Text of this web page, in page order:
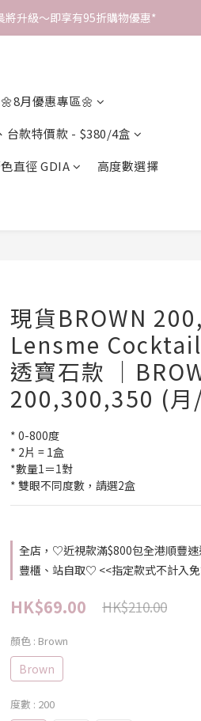
升級～即享有95折購物優惠*
🌼8月優惠專區🌼
台款特價款 - $380/4盒
直徑 GDIA
高度數選擇
現貨BROWN
Lensme
透寶石款 ｜
200,300,350 (
* 0-800度
* 2片 = 1盒
*數量1＝1對
* 雙眼不同度數，請選2盒
全店，♡近視款滿$800包全港順豐
豐櫃、站自取♡ <<指定款式不計入
HK$69.00 HK$210.00
顏色 : Brown
Brown
度數 : 200